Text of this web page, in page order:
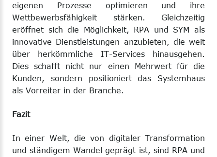
eigenen Prozesse optimieren und ihre
Wettbewerbsfähigkeit stärken. Gleichzeitig
eröffnet sich die Möglichkeit, RPA und SYM als
innovative Dienstleistungen anzubieten, die weit
über herkömmliche IT-Services hinausgehen.
Dies schafft nicht nur einen Mehrwert für die
Kunden, sondern positioniert das Systemhaus
als Vorreiter in der Branche.
Fazit
In einer Welt, die von digitaler Transformation
und ständigem Wandel geprägt ist, sind RPA und